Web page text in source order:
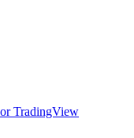
TradingView